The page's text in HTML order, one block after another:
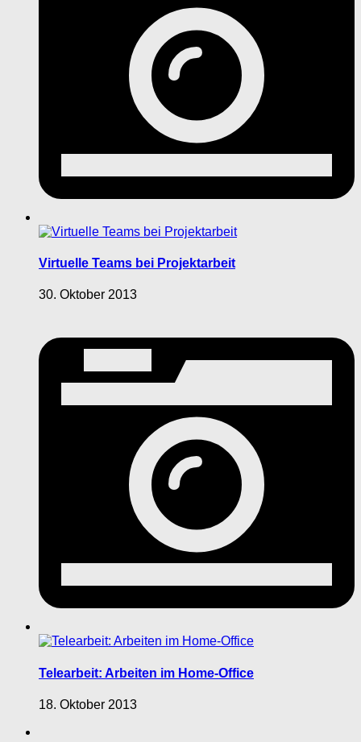
Virtuelle Teams bei Projektarbeit
30. Oktober 2013
Telearbeit: Arbeiten im Home-Office
18. Oktober 2013